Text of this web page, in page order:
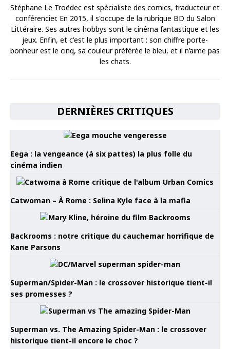
Stéphane Le Troëdec est spécialiste des comics, traducteur et
conférencier. En 2015, il s'occupe de la rubrique BD du Salon
Littéraire. Ses autres hobbys sont le cinéma fantastique et les
jeux. Enfin, et c'est le plus important : son chiffre porte-
bonheur est le cinq, sa couleur préférée le bleu, et il n’aime pas
les chats.
DERNIÈRES CRITIQUES
Eega : la vengeance (à six pattes) la plus folle du
cinéma indien
Catwoman – À Rome : Selina Kyle face à la mafia
Backrooms : notre critique du cauchemar horrifique de
Kane Parsons
Superman/Spider-Man : le crossover historique tient-il
ses promesses ?
Superman vs. The Amazing Spider-Man : le crossover
historique tient-il encore le choc ?